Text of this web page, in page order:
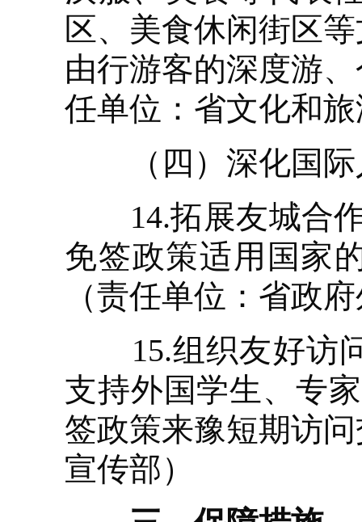
区、美食休闲街区
由行游客的深度游
任单位：省文化和
（四）深化国际
14.拓展友城合作
免签政策适用国家
（责任单位：省政
15.组织友好访问
支持外国学生、专
签政策来豫短期访
宣传部）